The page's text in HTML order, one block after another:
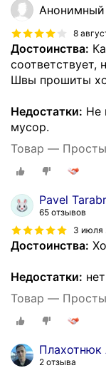
Анонимный
8
Достоинства:
соответствует,
Швы прошиты
Недостатки: Не
мусор.
Товар —
Pavel
65 отзывов
3 июля
Достоинства:
Недостатки: нет
Товар —
Плахотнюк
2 отзыва